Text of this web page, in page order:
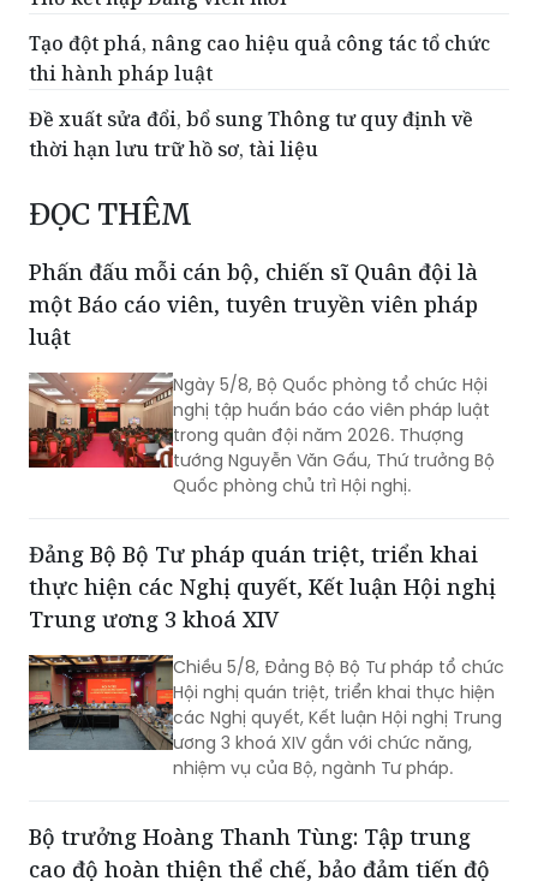
Tạo đột phá, nâng cao hiệu quả công tác tổ chức
thi hành pháp luật
Đề xuất sửa đổi, bổ sung Thông tư quy định về
thời hạn lưu trữ hồ sơ, tài liệu
ĐỌC THÊM
Phấn đấu mỗi cán bộ, chiến sĩ Quân đội là
một Báo cáo viên, tuyên truyền viên pháp
luật
Ngày 5/8, Bộ Quốc phòng tổ chức Hội
nghị tập huấn báo cáo viên pháp luật
trong quân đội năm 2026. Thượng
tướng Nguyễn Văn Gấu, Thứ trưởng Bộ
Quốc phòng chủ trì Hội nghị.
Đảng Bộ Bộ Tư pháp quán triệt, triển khai
thực hiện các Nghị quyết, Kết luận Hội nghị
Trung ương 3 khoá XIV
Chiều 5/8, Đảng Bộ Bộ Tư pháp tổ chức
Hội nghị quán triệt, triển khai thực hiện
các Nghị quyết, Kết luận Hội nghị Trung
ương 3 khoá XIV gắn với chức năng,
nhiệm vụ của Bộ, ngành Tư pháp.
Bộ trưởng Hoàng Thanh Tùng: Tập trung
cao độ hoàn thiện thể chế, bảo đảm tiến độ